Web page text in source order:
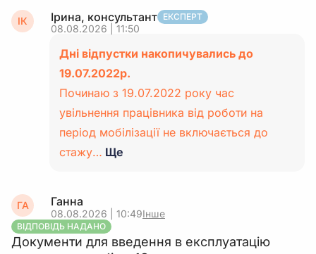
ІК Ірина, консультант ЕКСПЕРТ
08.08.2026 | 11:50
Дні відпустки накопичувались до
19.07.2022р.
Починаю з 19.07.2022 року час
увільнення працівника від роботи на
період мобілізації не включається до
стажу… Ще
ГА Ганна
08.08.2026 | 10:49Інше
ВІДПОВІДЬ НАДАНО
Документи для введення в експлуатацію